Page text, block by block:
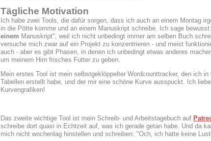
Tägliche Motivation
Ich habe zwei Tools, die dafür sorgen, dass ich auch an einem Montag
in die Pötte komme und an einem Manuskript schreibe. Ich sage
einem Manuskript", weil ich nicht unbedingt immer am selben Buch
versuche mich zwar auf ein Projekt zu konzentrieren - und meist
auch - aber es gibt Phasen, in denen ich unbedingt etwas anderes
um meinem Hirn frisches Futter zu geben.
Mein erstes Tool ist mein selbstgeklöppelter Wordcounttracker, den ich in
Tabellen erstellt habe, und der mir eine schöne Kurve ausspuckt. Ich liebe
Kurvengrafiken!
Das zweite wichtige Tool ist mein Schreib- und Arbeitstagebuch auf
schreibe dort quasi in Echtzeit auf, was ich gerade getan habe. Und da
mich nicht wochenlag hinstellen und schreiben: "Och, ich hatte keine